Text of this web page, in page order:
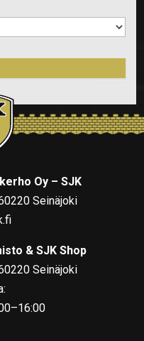
Oy – SJK
Seinäjoki
& SJK Shop
Seinäjoki